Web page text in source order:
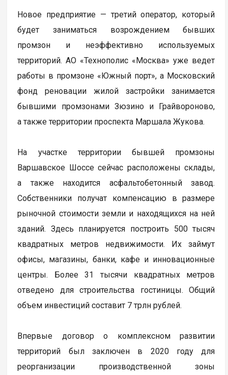
Новое предприятие — третий оператор, который
будет заниматься возрождением бывших
промзон и неэффективно используемых
территорий. АО «Технополис «Москва» уже ведет
работы в промзоне «Южный порт», а Московский
фонд реновации жилой застройки занимается
бывшими промзонами Зюзино и Грайвороново,
а также территории проспекта Маршала Жукова.
На участке территории бывшей промзоны
Варшавское Шоссе сейчас расположены склады,
а также находится асфальтобетонный завод.
Собственники получат компенсацию в размере
рыночной стоимости земли и находящихся на ней
зданий. Здесь планируется построить 500 тысяч
квадратных метров недвижимости. Их займут
офисы, магазины, банки, кафе и инновационные
центры. Более 31 тысячи квадратных метров
отведено для строительства гостиницы. Общий
объем инвестиций составит 7 трлн рублей.
Впервые договор о комплексном развитии
территорий был заключен в 2020 году для
реорганизации производственной зоны